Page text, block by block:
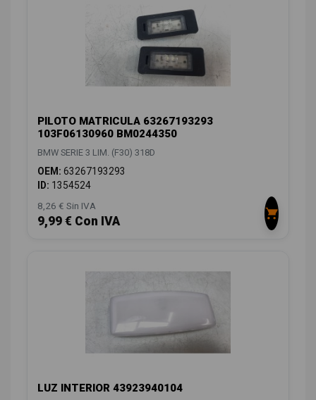
PILOTO MATRICULA 63267193293
103F06130960 BM0244350
BMW SERIE 3 LIM. (F30) 318D
OEM: 63267193293
ID: 1354524
8,26 € Sin IVA
9,99 € Con IVA
LUZ INTERIOR 43923940104